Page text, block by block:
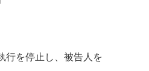
行を停止し、被告人を